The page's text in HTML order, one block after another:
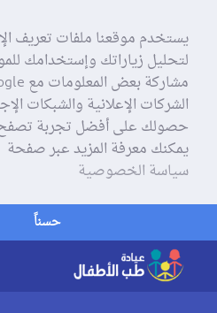
يستخدم موقعنا ملفات تعريف
لتحليل زياراتك وإستخدامك
الشركات الإعلانية والشبكات
حصولك على أفضل تجربة
يمكنك معرفة المزيد عبر صفحة
سياسة الخصوصية
حسناً